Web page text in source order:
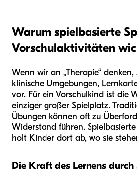
Warum spielbasierte
Vorschulaktivitäten
Wenn wir an „Therapie“
klinische Umgebungen,
vor. Für ein Vorschulkind ist die
einziger großer Spielplatz.
Übungen können oft zu
Widerstand führen.
holt Kinder dort ab, wo sie
Die Kraft des Lernens durch